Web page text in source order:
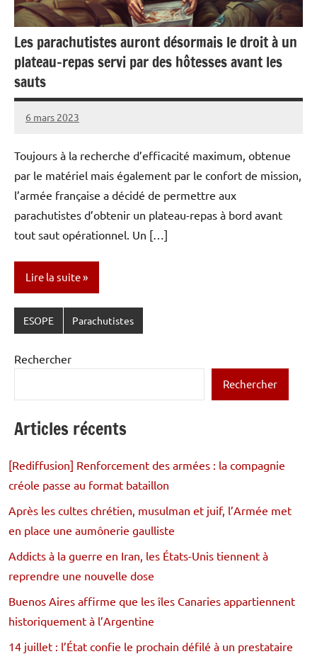
Les parachutistes auront désormais le droit à un
plateau-repas servi par des hôtesses avant les
sauts
6 mars 2023
Caporal
2
Toujours à la recherche d’efficacité maximum, obtenue
par le matériel mais également par le confort de mission,
l’armée française a décidé de permettre aux
parachutistes d’obtenir un plateau-repas à bord avant
tout saut opérationnel. Un […]
Lire la suite
ESOPE Parachutistes
Rechercher
Rechercher
Articles récents
[Rediffusion] Renforcement des armées : la compagnie
créole passe au format bataillon
Après les cultes chrétien, musulman et juif, l’Armée met
en place une aumônerie gaulliste
Addicts à la guerre en Iran, les États-Unis tiennent à
reprendre une nouvelle dose
Buenos Aires affirme que les îles Canaries appartiennent
historiquement à l’Argentine
14 juillet : l’État confie le prochain défilé à un prestataire